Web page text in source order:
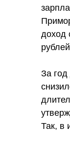
доход
За год
Так, в